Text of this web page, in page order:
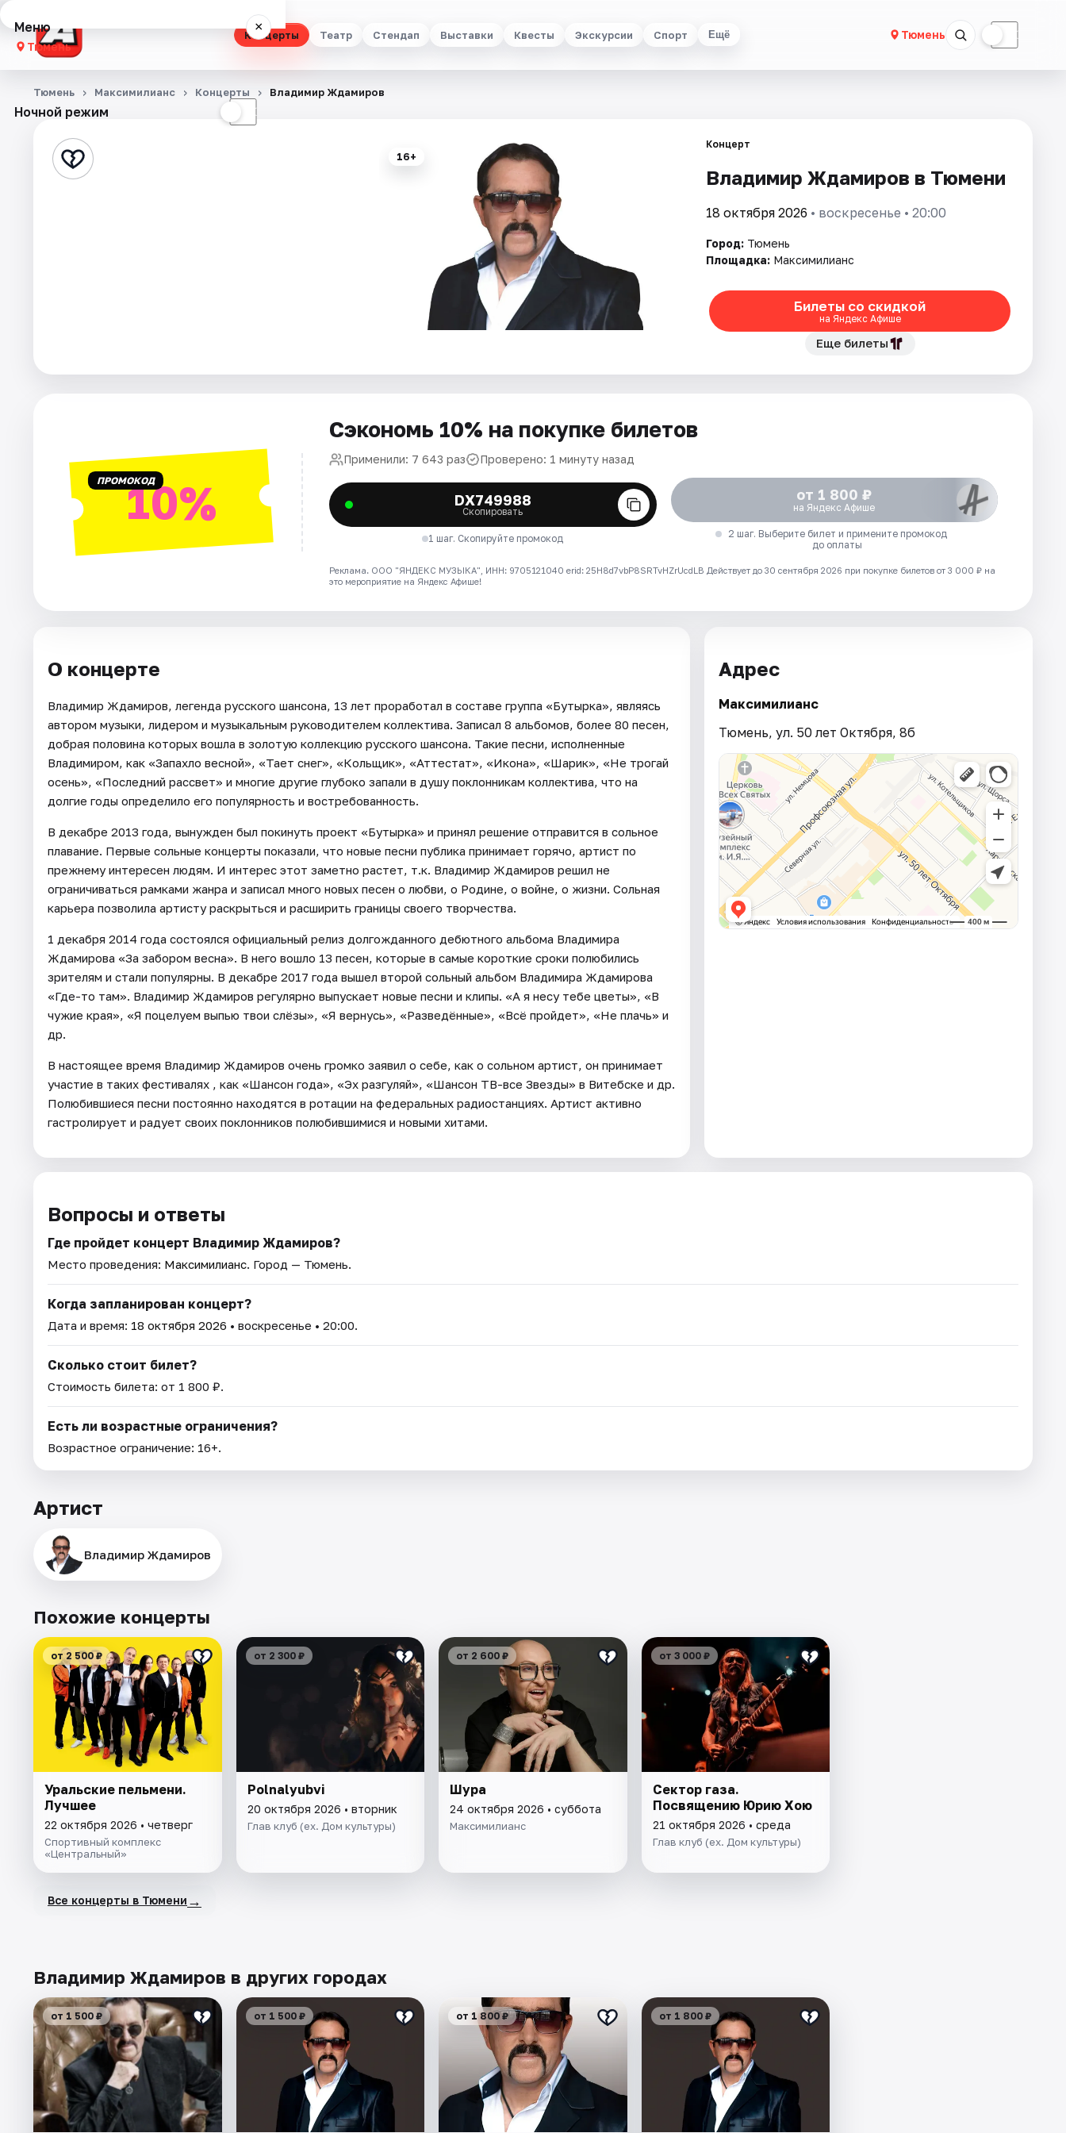
Концерты Театр Стендап Выставки Квесты Экскурсии Спорт Ещё Тюмень ☾
Меню ×
Тюмень
Концерты
Стендап
Артисты
Ночной режим ☾
Тюмень Максимилианс Концерты Владимир Ждамиров
16+
Концерт
Владимир Ждамиров в Тюмени
18 октября 2026 • воскресенье • 20:00
Город: Тюмень
Площадка: Максимилианс
Билеты со скидкой
на Яндекс Афише
Еще билеты
ПРОМОКОД10%
Сэкономь 10% на покупке билетов
Применили: 7 643 раз Проверено: 1 минуту назад
DX749988
Скопировать
1 шаг. Скопируйте промокод
от 1 800 ₽
на Яндекс Афише
2 шаг. Выберите билет и примените промокод
до оплаты
Реклама. ООО "ЯНДЕКС МУЗЫКА", ИНН: 9705121040 erid: 25H8d7vbP8SRTvHZrUcdLB Действует до 30 сентября 2026 при покупке билетов от 3 000 ₽ на
это мероприятие на Яндекс Афише!
О концерте
Владимир Ждамиров, легенда русского шансона, 13 лет проработал в составе группа «Бутырка», являясь
автором музыки, лидером и музыкальным руководителем коллектива. Записал 8 альбомов, более 80 песен,
добрая половина которых вошла в золотую коллекцию русского шансона. Такие песни, исполненные
Владимиром, как «Запахло весной», «Тает снег», «Кольщик», «Аттестат», «Икона», «Шарик», «Не трогай
осень», «Последний рассвет» и многие другие глубоко запали в душу поклонникам коллектива, что на
долгие годы определило его популярность и востребованность.
В декабре 2013 года, вынужден был покинуть проект «Бутырка» и принял решение отправится в сольное
плавание. Первые сольные концерты показали, что новые песни публика принимает горячо, артист по
прежнему интересен людям. И интерес этот заметно растет, т.к. Владимир Ждамиров решил не
ограничиваться рамками жанра и записал много новых песен о любви, о Родине, о войне, о жизни. Сольная
карьера позволила артисту раскрыться и расширить границы своего творчества.
1 декабря 2014 года состоялся официальный релиз долгожданного дебютного альбома Владимира
Ждамирова «За забором весна». В него вошло 13 песен, которые в самые короткие сроки полюбились
зрителям и стали популярны. В декабре 2017 года вышел второй сольный альбом Владимира Ждамирова
«Где-то там». Владимир Ждамиров регулярно выпускает новые песни и клипы. «А я несу тебе цветы», «В
чужие края», «Я поцелуем выпью твои слёзы», «Я вернусь», «Разведённые», «Всё пройдет», «Не плачь» и
др.
В настоящее время Владимир Ждамиров очень громко заявил о себе, как о сольном артист, он принимает
участие в таких фестивалях , как «Шансон года», «Эх разгуляй», «Шансон ТВ-все Звезды» в Витебске и др.
Полюбившиеся песни постоянно находятся в ротации на федеральных радиостанциях. Артист активно
гастролирует и радует своих поклонников полюбившимися и новыми хитами.
Адрес
Максимилианс
Тюмень, ул. 50 лет Октября, 8б
Вопросы и ответы
Где пройдет концерт Владимир Ждамиров?
Место проведения: Максимилианс. Город — Тюмень.
Когда запланирован концерт?
Дата и время: 18 октября 2026 • воскресенье • 20:00.
Сколько стоит билет?
Стоимость билета: от 1 800 ₽.
Есть ли возрастные ограничения?
Возрастное ограничение: 16+.
Артист
Владимир Ждамиров
Похожие концерты
от 2 500 ₽
Уральские пельмени.
Лучшее
22 октября 2026 • четверг
Спортивный комплекс
«Центральный»
от 2 300 ₽
Polnalyubvi
20 октября 2026 • вторник
Глав клуб (ex. Дом культуры)
от 2 600 ₽
Шура
24 октября 2026 • суббота
Максимилианс
от 3 000 ₽
Сектор газа.
Посвящению Юрию Хою
21 октября 2026 • среда
Глав клуб (ex. Дом культуры)
Все концерты в Тюмени →
Владимир Ждамиров в других городах
от 1 500 ₽ от 1 500 ₽ от 1 800 ₽ от 1 800 ₽